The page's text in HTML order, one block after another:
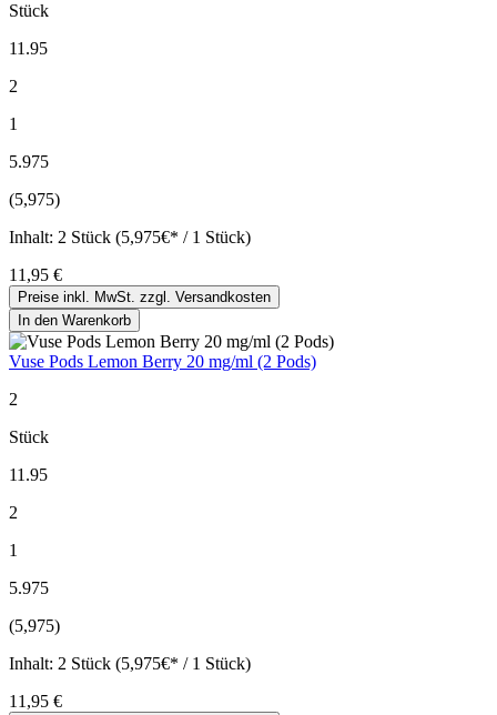
Stück
11.95
2
1
5.975
(5,975)
Inhalt: 2 Stück (5,975€* / 1 Stück)
11,95 €
Preise inkl. MwSt. zzgl. Versandkosten
In den Warenkorb
Vuse Pods Lemon Berry 20 mg/ml (2 Pods)
2
Stück
11.95
2
1
5.975
(5,975)
Inhalt: 2 Stück (5,975€* / 1 Stück)
11,95 €